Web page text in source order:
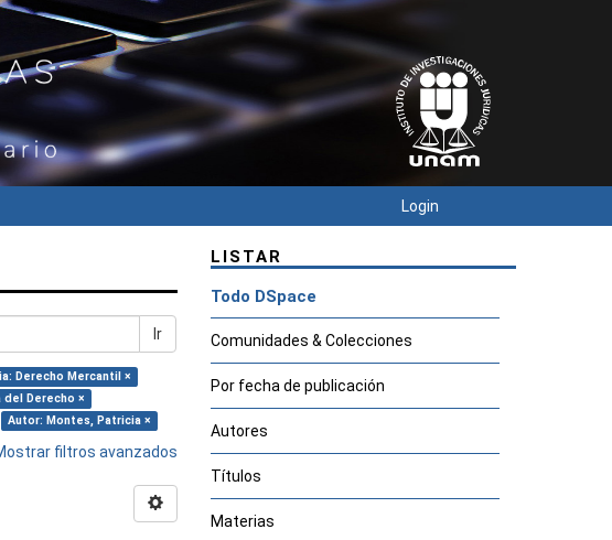
Login
Ir
Derecho Mercantil ×
Derecho ×
Autor: Montes, Patricia ×
filtros avanzados
LISTAR
Todo DSpace
Comunidades & Colecciones
Por fecha de publicación
Autores
Títulos
Materias